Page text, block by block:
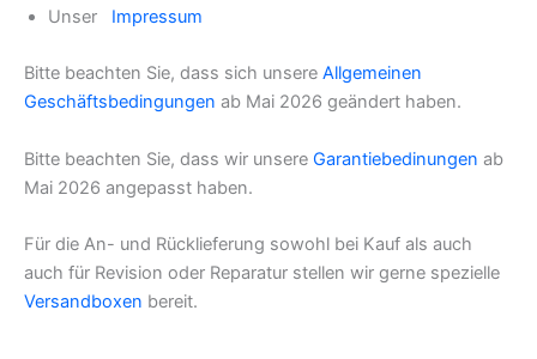
Unser Impressum
Bitte beachten Sie, dass sich unsere Allgemeinen
Geschäftsbedingungen ab Mai 2026 geändert haben.
Bitte beachten Sie, dass wir unsere Garantiebedinungen ab
Mai 2026 angepasst haben.
Für die An- und Rücklieferung sowohl bei Kauf als auch
auch für Revision oder Reparatur stellen wir gerne spezielle
Versandboxen bereit.